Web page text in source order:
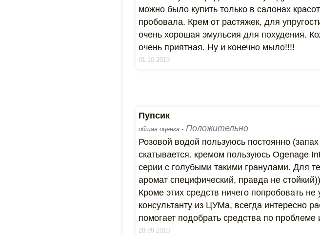
можно было купить только в салонах
пробовала. Крем от растяжек, для
очень хорошая эмульсия для похудения.
очень приятная. Ну и конечно мыло!!!!
01.10.2010
Пупсик
общая оценка - Положительно
Розовой водой пользуюсь постоянно
скатывается. кремом пользуюсь Ogenage
серии с голубыми такими гранулами. Для
аромат специфический, правда не
Кроме этих средств ничего попробовать
консультанту из ЦУМа, всегда интересно
помогает подобрать средства по проблеме
28.09.2010